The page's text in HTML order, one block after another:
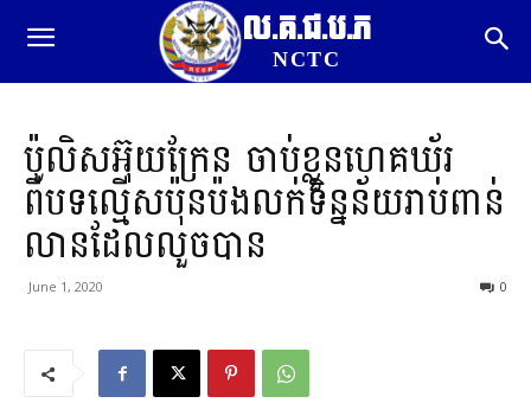
ល.គ.ជ.ប.ភ
NCTC
ប៉ូលិស​អ៊ុយ​ក្រែ​ន ចាប់ខ្លួន​ហេ​គ​ឃ័​រ​
ពីបទ​ល្មើស​ប៉ុនប៉ង​លក់​ទិន្នន័យ​រាប់ពាន់​
លាន​ដែល​លួចបាន
June 1, 2020 0